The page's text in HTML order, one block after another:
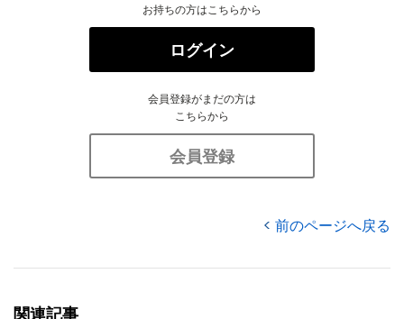
お持ちの方はこちらから
ログイン
会員登録がまだの方は
こちらから
会員登録
前のページへ戻る
関連記事